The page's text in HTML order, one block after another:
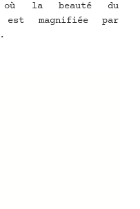
où la beauté du
est magnifiée par